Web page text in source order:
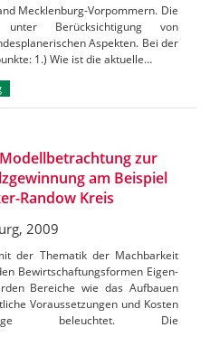
Mecklenburg-Vorpommern. Die
Berücksichtigung von
Aspekten. Bei der
1.) Wie ist die aktuelle…
zur
am Beispiel
Randow Kreis
2009
der Thematik der Machbarkeit
Bewirtschaftungsformen Eigen-
Bereiche wie das Aufbauen
Voraussetzungen und Kosten
beleuchtet. Die